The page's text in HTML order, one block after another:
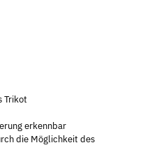
Trikot
erkennbar
die Möglichkeit des